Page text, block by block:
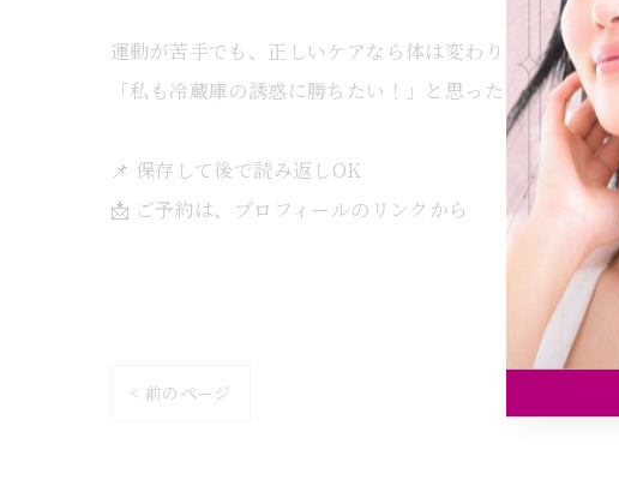
運動が苦手でも、正しいケアなら体は変わります。
「私も冷蔵庫の誘惑に勝ちたい！」と思ったら、まずは
📌 保存して後で読み返しOK
📩 ご予約は、プロフィールのリンクから
< 前のページ